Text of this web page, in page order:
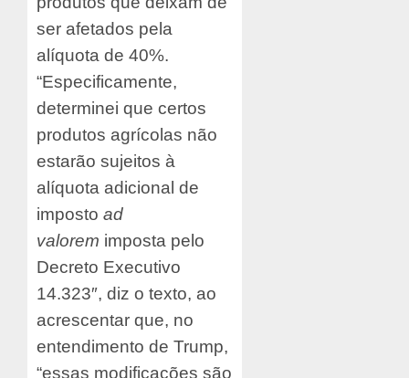
ser afetados pela
alíquota de 40%.
“Especificamente,
determinei que certos
produtos agrícolas não
estarão sujeitos à
alíquota adicional de
imposto ad
valorem imposta pelo
Decreto Executivo
14.323″, diz o texto, ao
acrescentar que, no
entendimento de Trump,
“essas modificações são